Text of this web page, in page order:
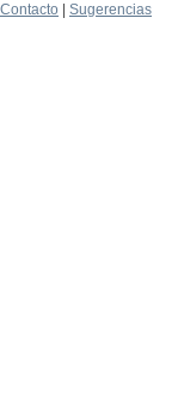
Contacto
Sugerencias